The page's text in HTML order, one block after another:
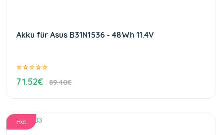
Akku für Asus B31N1536 - 48Wh 11.4V
71.52€ 89.40€
Hot